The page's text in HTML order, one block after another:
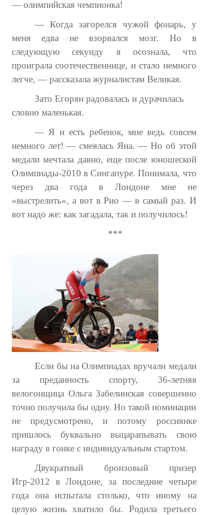
— олимпийская чемпионка!
— Когда загорелся чужой фонарь, у
меня едва не взорвался мозг. Но в
следующую секунду я осознала, что
проиграла соотечественнице, и стало немного
легче, — рассказала журналистам Великая.
Зато Егорян радовалась и дурачилась
словно маленькая.
— Я и есть ребенок, мне ведь совсем
немного лет! — смеялась Яна. — Но об этой
медали мечтала давно, еще после юношеской
Олимпиады-2010 в Сингапуре. Понимала, что
через два года в Лондоне мне не
«выстрелить», а вот в Рио — в самый раз. И
вот надо же: как загадала, так и получилось!
***
Если бы на Олимпиадах вручали медали
за преданность спорту, 36-летняя
велогонщица Ольга Забелинская совершенно
точно получила бы одну. Но такой номинации
не предусмотрено, и потому россиянке
пришлось буквально выцарапывать свою
награду в гонке с индивидуальным стартом.
Двукратный бронзовый призер
Игр-2012 в Лондоне, за последние четыре
года она испытала столько, что иному на
целую жизнь хватило бы. Родила третьего